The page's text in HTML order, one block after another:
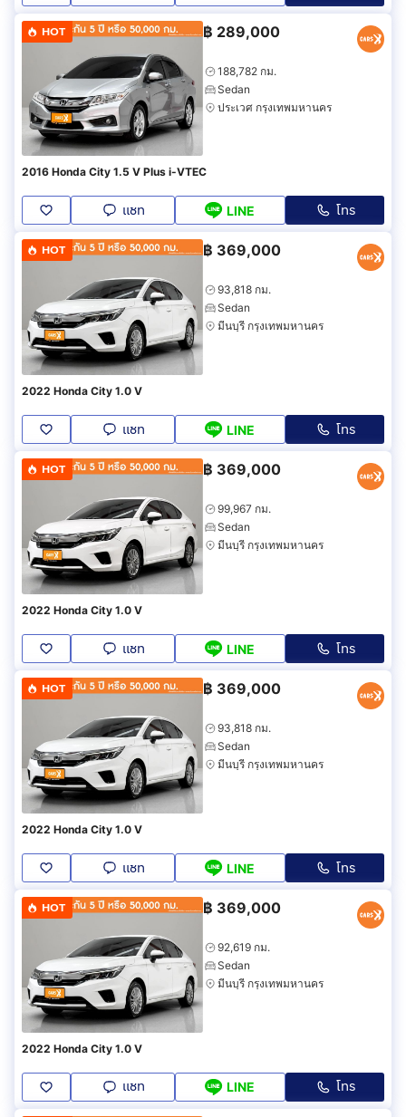
HOT ฿ 289,000
188,782 กม.
Sedan
ประเวศ กรุงเทพมหานคร
2016 Honda City 1.5 V Plus i-VTEC
แชท LINE โทร
HOT ฿ 369,000
93,818 กม.
Sedan
มีนบุรี กรุงเทพมหานคร
2022 Honda City 1.0 V
แชท LINE โทร
HOT ฿ 369,000
99,967 กม.
Sedan
มีนบุรี กรุงเทพมหานคร
2022 Honda City 1.0 V
แชท LINE โทร
HOT ฿ 369,000
93,818 กม.
Sedan
มีนบุรี กรุงเทพมหานคร
2022 Honda City 1.0 V
แชท LINE โทร
HOT ฿ 369,000
92,619 กม.
Sedan
มีนบุรี กรุงเทพมหานคร
2022 Honda City 1.0 V
แชท LINE โทร